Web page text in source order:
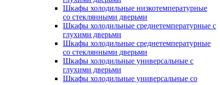
Шкафы холодильные низкотемпературные
со стеклянными дверьми
Шкафы холодильные среднетемпературные с
глухими дверьми
Шкафы холодильные среднетемпературные
со стеклянными дверьми
Шкафы холодильные универсальные с
глухими дверьми
Шкафы холодильные универсальные со